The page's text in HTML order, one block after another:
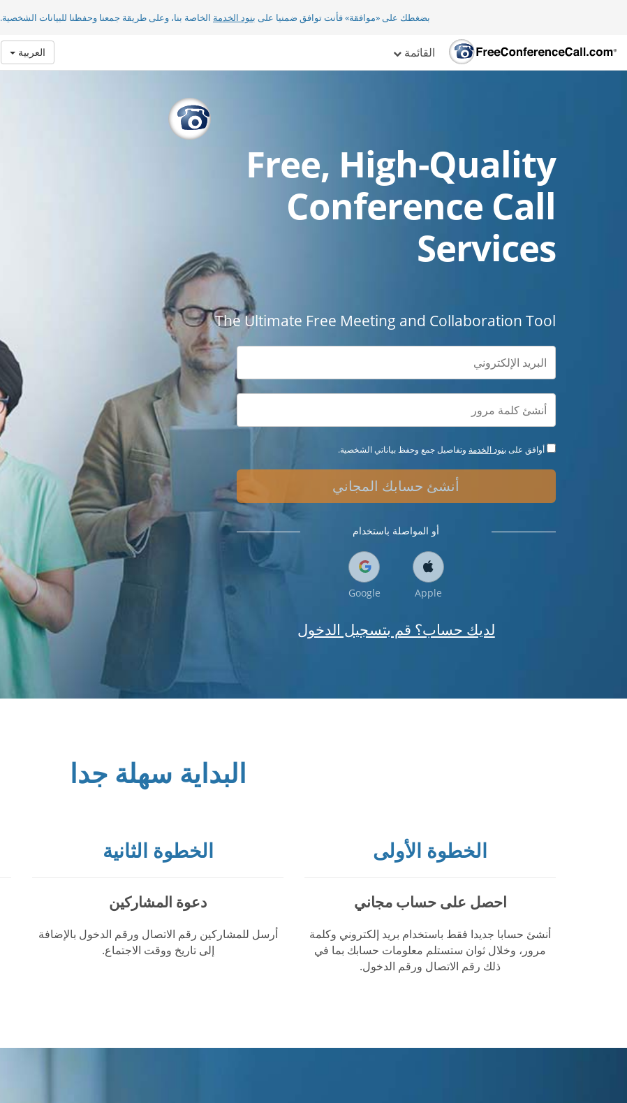
بضغطك على «موافقة» فأنت توافق ضمنيا على بنود الخدمة الخاصة بنا، وعلى طريقة جمعنا وحفظنا للبيانات الشخصية.
القائمة العربية
Free, High-Quality
Conference Call
Services
The Ultimate Free Meeting and Collaboration Tool
أوافق علىبنود الخدمة وتفاصيل جمع وحفظ بياناتي الشخصية.
أنشئ حسابك المجاني
أو المواصلة باستخدام
Apple
Google
لديك حساب؟ قم بتسجيل الدخول
البداية سهلة جدا
الخطوة الأولى
احصل على حساب مجاني
أنشئ حسابا جديدا فقط باستخدام بريد إلكتروني وكلمة
مرور، وخلال ثوان ستستلم معلومات حسابك بما في
ذلك رقم الاتصال ورقم الدخول.
الخطوة الثانية
دعوة المشاركين
أرسل للمشاركين رقم الاتصال ورقم الدخول بالإضافة
إلى تاريخ ووقت الاجتماع.